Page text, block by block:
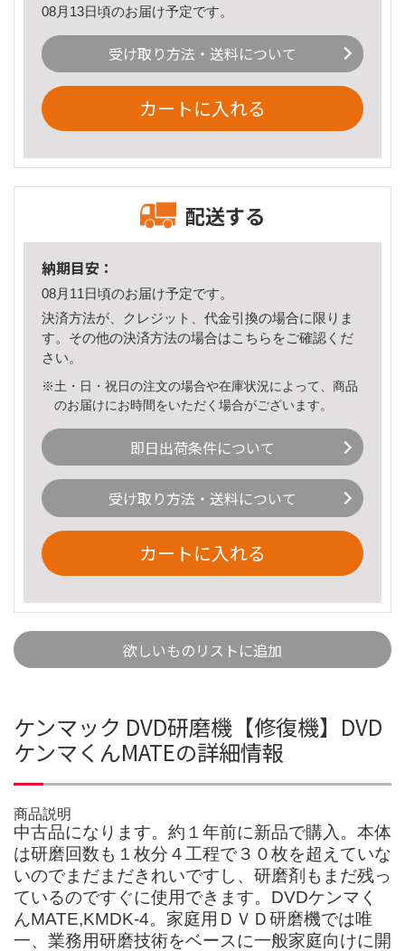
08月13日頃のお届け予定です。
受け取り方法・送料について
カートに入れる
配送する
納期目安：
08月11日頃のお届け予定です。
決済方法が、クレジット、代金引換の場合に限りま
す。その他の決済方法の場合はこちら をご確認くだ
さい。
※土・日・祝日の注文の場合や在庫状況によって、商品
のお届けにお時間をいただく場合がございます。
即日出荷条件について
受け取り方法・送料について
カートに入れる
欲しいものリストに追加
ケンマック DVD研磨機【修復機】DVD
ケンマくんMATEの詳細情報
商品説明
中古品になります。約１年前に新品で購入。本体
は研磨回数も１枚分４工程で３０枚を超えていな
いのでまだまだきれいですし、研磨剤もまだ残っ
ているのですぐに使用できます。DVDケンマく
んMATE,KMDK-4。家庭用ＤＶＤ研磨機では唯
一、業務用研磨技術をベースに一般家庭向けに開